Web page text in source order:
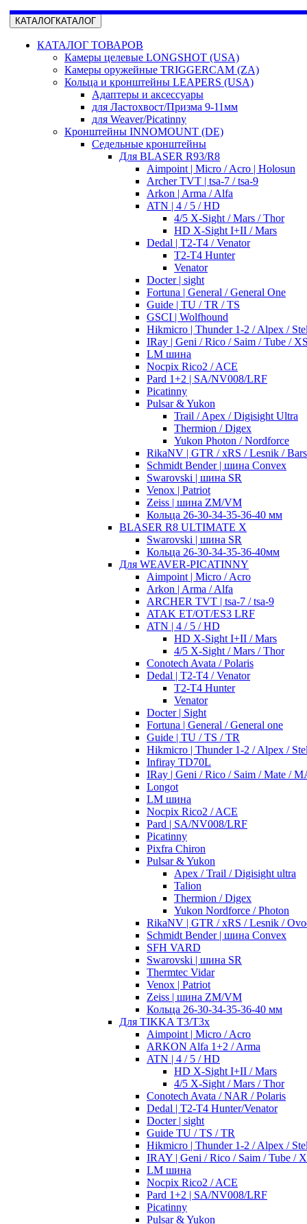
КАТАЛОГКАТАЛОГ
КАТАЛОГ ТОВАРОВ
Камеры целевые LONGSHOT (USA)
Камеры оружейные TRIGGERCAM (ZA)
Кольца и кронштейны LEAPERS (USA)
Адаптеры и аксессуары
для Ластохвост/Призма 9-11мм
для Weaver/Picatinny
Кронштейны INNOMOUNT (DE)
Седельные кронштейны
Для BLASER R93/R8
Aimpoint | Micro / Acro | Holosun
Archer TVT | tsa-7 / tsa-9
Arkon | Arma / Alfa
ATN | 4 / 5 / HD
4/5 X-Sight / Mars / Thor
HD X-Sight I+II / Mars
Dedal | T2-T4 / Venator
T2-T4 Hunter
Venator
Docter | sight
Fortuna | General / General One
Guide | TU / TR / TS
GSCI | Wolfhound
Hikmicro | Thunder 1-2 / Alpex /
IRay | Geni / Rico / Saim / Tube /
LM шина
Nocpix Rico2 / ACE
Pard 1+2 | SA/NV008/LRF
Picatinny
Pulsar & Yukon
Trail / Apex / Digisight Ultra
Thermion / Digex
Yukon Photon / Nordforce
RikaNV | GTR / xRS / Lesnik /
Schmidt Bender | шина Convex
Swarovski | шина SR
Venox | Patriot
Zeiss | шина ZM/VM
Кольца 26-30-34-35-36-40 мм
BLASER R8 ULTIMATE X
Swarovski | шина SR
Кольца 26-30-34-35-36-40мм
Для WEAVER-PICATINNY
Aimpoint | Micro / Acro
Arkon | Arma / Alfa
ARCHER TVT | tsa-7 / tsa-9
ATAK ET/OT/ES3 LRF
ATN | 4 / 5 / HD
HD X-Sight I+II / Mars
4/5 X-Sight / Mars / Thor
Conotech Avata / Polaris
Dedal | T2-T4 / Venator
T2-T4 Hunter
Venator
Docter | Sight
Fortuna | General / General one
Guide | TU / TS / TR
Hikmicro | Thunder 1-2 / Alpex /
Infiray TD70L
IRay | Geni / Rico / Saim / Mate /
Longot
LM шина
Nocpix Rico2 / ACE
Pard | SA/NV008/LRF
Picatinny
Pixfra Chiron
Pulsar & Yukon
Apex / Trail / Digisight ultra
Talion
Thermion / Digex
Yukon Nordforce / Photon
RikaNV | GTR / xRS / Lesnik /
Schmidt Bender | шина Convex
SFH VARD
Swarovski | шина SR
Thermtec Vidar
Venox | Patriot
Zeiss | шина ZM/VM
Кольца 26-30-34-35-36-40 мм
Для TIKKA T3/T3x
Aimpoint | Micro / Acro
ARKON Alfa 1+2 / Arma
ATN | 4 / 5 / HD
HD X-Sight I+II / Mars
4/5 X-Sight / Mars / Thor
Conotech Avata / NAR / Polaris
Dedal | T2-T4 Hunter/Venator
Docter | sight
Guide TU / TS / TR
Hikmicro | Thunder 1-2 / Alpex /
IRAY | Geni / Rico / Saim / Tube /
LM шина
Nocpix Rico2 / ACE
Pard 1+2 | SA/NV008/LRF
Picatinny
Pulsar & Yukon